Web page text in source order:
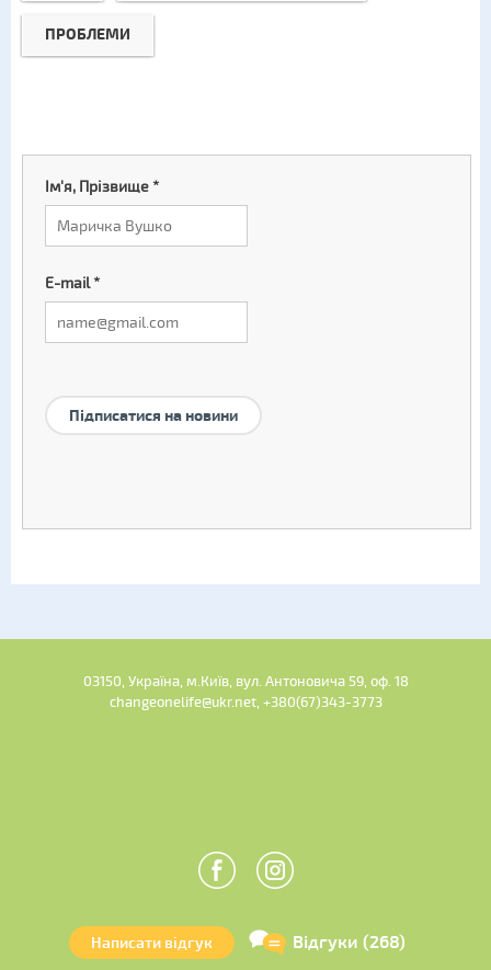
ПРОБЛЕМИ
Ім'я, Прізвище*
E-mail*
Підписатися на новини
03150, Україна, м.Київ, вул. Антоновича 59, оф. 18
changeonelife@ukr.net, +380(67)343-3773
Написати відгук Відгуки (268)